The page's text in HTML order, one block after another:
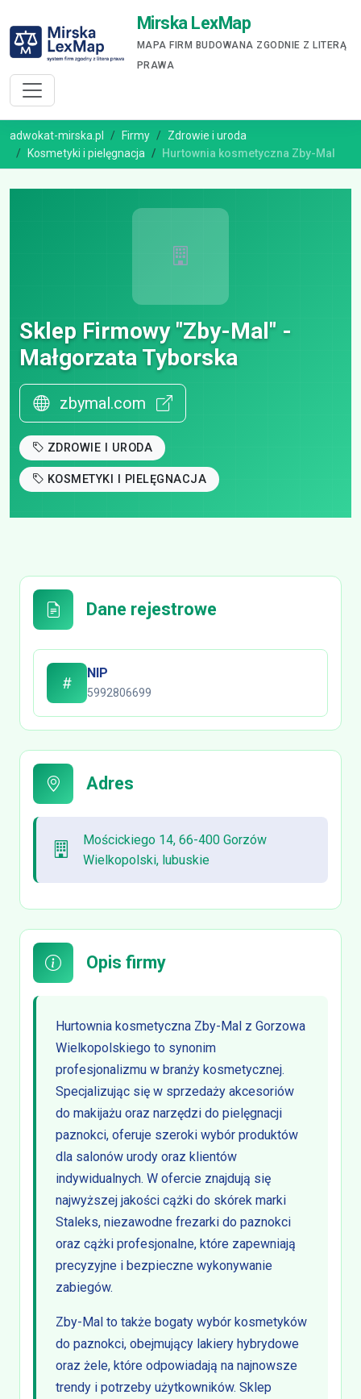
Mirska LexMap
MAPA FIRM BUDOWANA ZGODNIE Z LITERĄ
PRAWA
adwokat-mirska.pl Firmy
Zdrowie i uroda
Kosmetyki i pielęgnacja
Hurtownia kosmetyczna Zby-Mal
Sklep Firmowy "Zby-Mal" -
Małgorzata Tyborska
zbymal.com
ZDROWIE I URODA
KOSMETYKI I PIELĘGNACJA
Dane rejestrowe
NIP
5992806699
Adres
Mościckiego 14, 66-400 Gorzów
Wielkopolski, lubuskie
Opis firmy
Hurtownia kosmetyczna Zby-Mal z Gorzowa
Wielkopolskiego to synonim
profesjonalizmu w branży kosmetycznej.
Specjalizując się w sprzedaży akcesoriów
do makijażu oraz narzędzi do pielęgnacji
paznokci, oferuje szeroki wybór produktów
dla salonów urody oraz klientów
indywidualnych. W ofercie znajdują się
najwyższej jakości cążki do skórek marki
Staleks, niezawodne frezarki do paznokci
oraz cążki profesjonalne, które zapewniają
precyzyjne i bezpieczne wykonywanie
zabiegów.
Zby-Mal to także bogaty wybór kosmetyków
do paznokci, obejmujący lakiery hybrydowe
oraz żele, które odpowiadają na najnowsze
trendy i potrzeby użytkowników. Sklep